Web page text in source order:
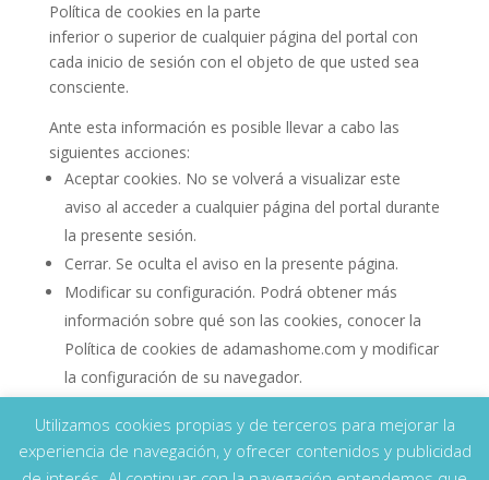
Política de cookies en la parte
inferior o superior de cualquier página del portal con
cada inicio de sesión con el objeto de que usted sea
consciente.
Ante esta información es posible llevar a cabo las
siguientes acciones:
Aceptar cookies. No se volverá a visualizar este
aviso al acceder a cualquier página del portal durante
la presente sesión.
Cerrar. Se oculta el aviso en la presente página.
Modificar su configuración. Podrá obtener más
información sobre qué son las cookies, conocer la
Política de cookies de adamashome.com y modificar
la configuración de su navegador.
Aviso Legal
Política de privacidad
Política de Cookies
Utilizamos cookies propias y de terceros para mejorar la
experiencia de navegación, y ofrecer contenidos y publicidad